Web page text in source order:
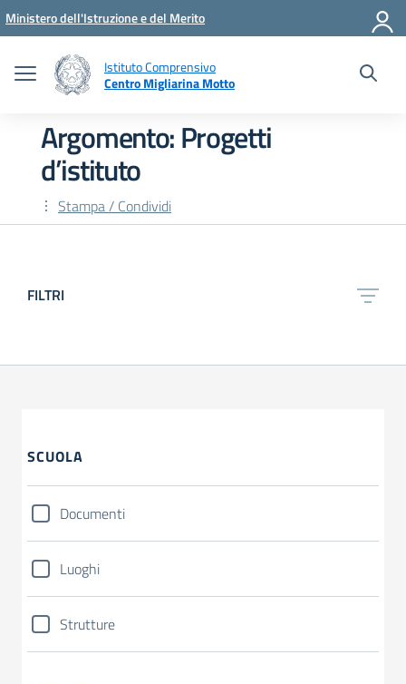
Vai ai contenuti
Vai al menu di navigazione
Vai al footer
Ministero dell'Istruzione e del Merito
Istituto Comprensivo
Centro Migliarina Motto
Argomento: Progetti
d’istituto
Stampa / Condividi
FILTRI
SCUOLA
Documenti
Luoghi
Strutture